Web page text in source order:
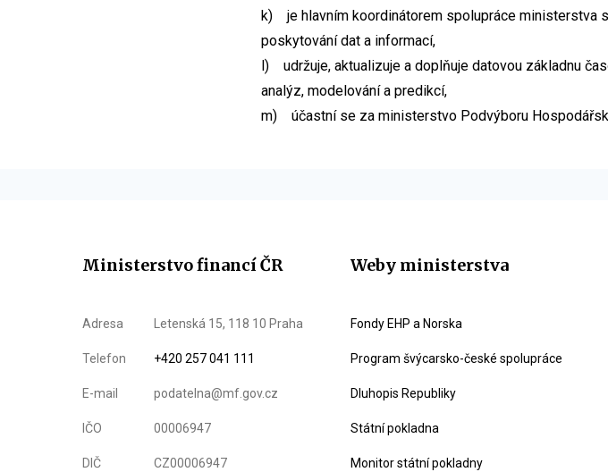
k) je hlavním koordinátorem spolupráce ministerstva
poskytování dat a informací,
l) udržuje, aktualizuje a doplňuje datovou základnu
analýz, modelování a predikcí,
m) účastní se za ministerstvo Podvýboru
Ministerstvo financí ČR
Adresa Letenská 15, 118 10 Praha
Telefon +420 257 041 111
E-mail podatelna@mf.gov.cz
IČO 00006947
DIČ CZ00006947
Weby ministerstva
Fondy EHP a Norska
Program švýcarsko-české spolupráce
Dluhopis Republiky
Státní pokladna
Monitor státní pokladny